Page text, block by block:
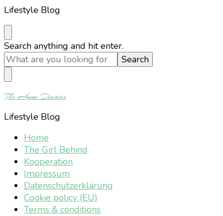
Lifestyle Blog
Looking
for
Something?
Search anything and hit enter.
The Anna Diaries
Lifestyle Blog
Home
The Girl Behind
Kooperation
Impressum
Datenschutzerklärung
Cookie policy (EU)
Terms & conditions